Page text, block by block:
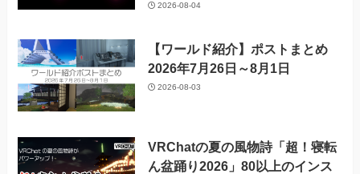
2026-08-04
【ワールド紹介】ポストまとめ
2026年7月26日～8月1日
2026-08-03
VRChatの夏の風物詩「超！寝転
ん盆踊り2026」80以上のインス